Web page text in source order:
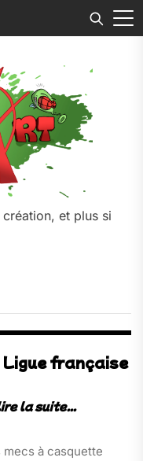
et plus si
française
mecs à casquette